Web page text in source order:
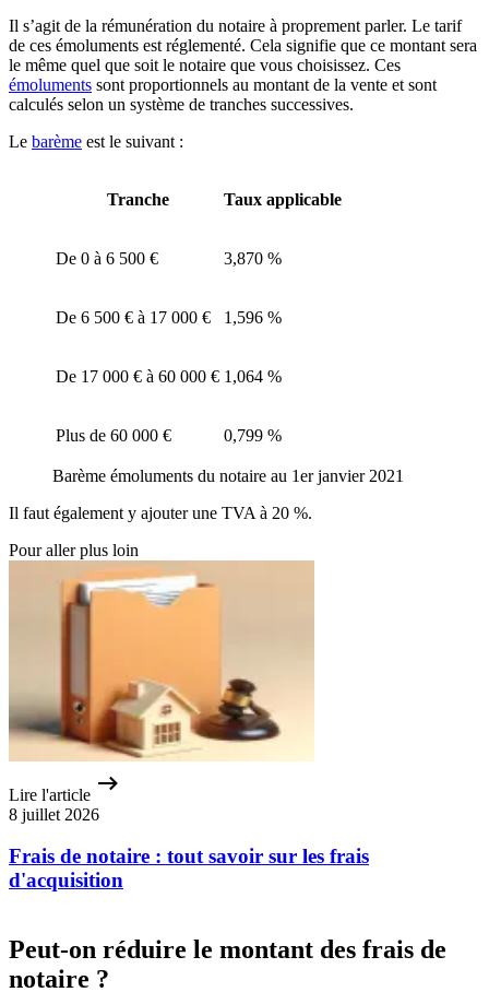
Il s’agit de la rémunération du notaire à proprement parler. Le tarif
de ces émoluments est réglementé. Cela signifie que ce montant sera
le même quel que soit le notaire que vous choisissez. Ces
émoluments sont proportionnels au montant de la vente et sont
calculés selon un système de tranches successives.
Le barème est le suivant :
Tranche Taux applicable
De 0 à 6 500 € 3,870 %
De 6 500 € à 17 000 € 1,596 %
De 17 000 € à 60 000 € 1,064 %
Plus de 60 000 € 0,799 %
Barème émoluments du notaire au 1er janvier 2021
Il faut également y ajouter une TVA à 20 %.
Pour aller plus loin
Lire l'article
8 juillet 2026
Frais de notaire : tout savoir sur les frais
d'acquisition
Peut-on réduire le montant des frais de
notaire ?